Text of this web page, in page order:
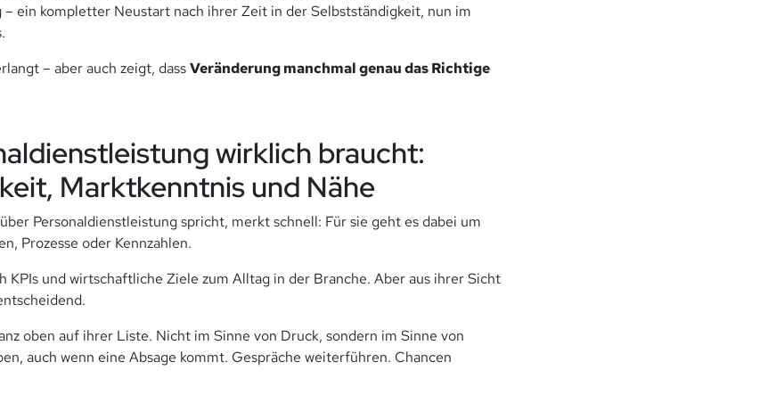
– ein kompletter Neustart nach ihrer Zeit in der Selbstständigkeit, nun im
– aber auch zeigt, dassVeränderung manchmal genau das Richtige
wirklich braucht:
Marktkenntnis und Nähe
Personaldienstleistung spricht, merkt schnell: Für sie geht es dabei um
Prozesse oder Kennzahlen.
KPIs und wirtschaftliche Ziele zum Alltag in der Branche. Aber aus ihrer Sicht
oben auf ihrer Liste. Nicht im Sinne von Druck, sondern im Sinne von
auch wenn eine Absage kommt. Gespräche weiterführen. Chancen